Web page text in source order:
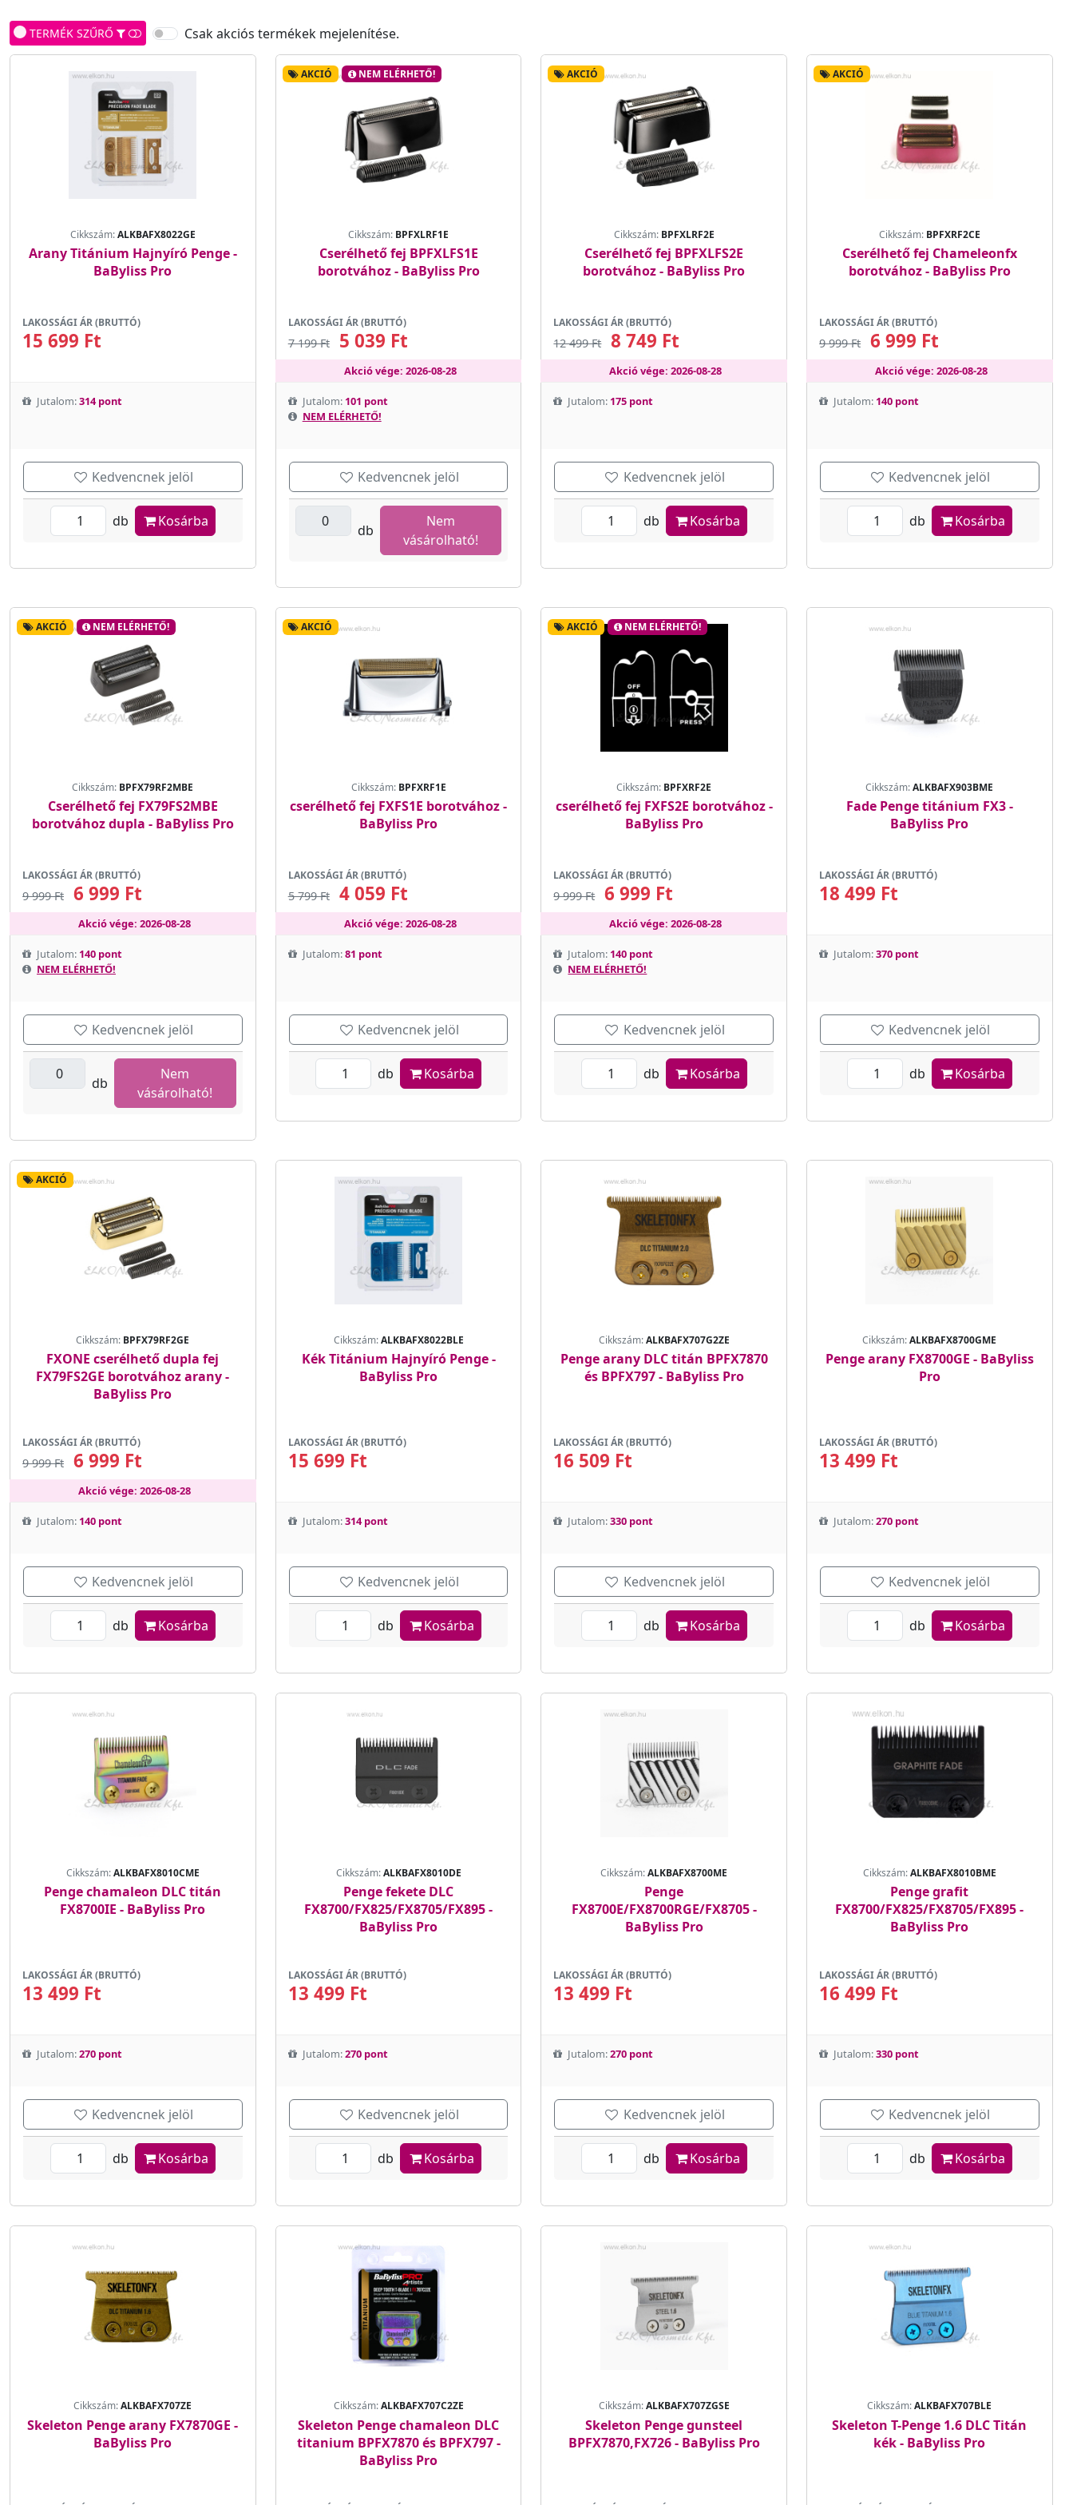
TERMÉK SZŰRŐ Csak akciós termékek mejelenítése.
Cikkszám:ALKBAFX8022GE
Arany Titánium Hajnyíró Penge -
BaByliss Pro
LAKOSSÁGI ÁR (BRUTTÓ)
15 699 Ft
Jutalom:314 pont
Kedvencnek jelöl
db Kosárba
AKCIÓ NEM ELÉRHETŐ!
Cikkszám: BPFXLRF1E
Cserélhető fej BPFXLFS1E
borotvához - BaByliss Pro
LAKOSSÁGI ÁR (BRUTTÓ)
7 199 Ft 5 039 Ft
Akció vége: 2026-08-28
Jutalom: 101 pont
NEM ELÉRHETŐ!
Kedvencnek jelöl
db
Nem
vásárolható!
AKCIÓ
Cikkszám: BPFXLRF2E
Cserélhető fej BPFXLFS2E
borotvához - BaByliss Pro
LAKOSSÁGI ÁR (BRUTTÓ)
12 499 Ft 8 749 Ft
Akció vége: 2026-08-28
Jutalom: 175 pont
Kedvencnek jelöl
db Kosárba
AKCIÓ
Cikkszám: BPFXRF2CE
Cserélhető fej Chameleonfx
borotvához - BaByliss Pro
LAKOSSÁGI ÁR (BRUTTÓ)
9 999 Ft 6 999 Ft
Akció vége: 2026-08-28
Jutalom: 140 pont
Kedvencnek jelöl
db Kosárba
AKCIÓ NEM ELÉRHETŐ!
Cikkszám: BPFX79RF2MBE
Cserélhető fej FX79FS2MBE
borotvához dupla - BaByliss Pro
LAKOSSÁGI ÁR (BRUTTÓ)
9 999 Ft 6 999 Ft
Akció vége: 2026-08-28
Jutalom: 140 pont
NEM ELÉRHETŐ!
Kedvencnek jelöl
db
Nem
vásárolható!
AKCIÓ
Cikkszám: BPFXRF1E
cserélhető fej FXFS1E borotvához -
BaByliss Pro
LAKOSSÁGI ÁR (BRUTTÓ)
5 799 Ft 4 059 Ft
Akció vége: 2026-08-28
Jutalom:81 pont
Kedvencnek jelöl
db Kosárba
AKCIÓ NEM ELÉRHETŐ!
Cikkszám: BPFXRF2E
cserélhető fej FXFS2E borotvához -
BaByliss Pro
LAKOSSÁGI ÁR (BRUTTÓ)
9 999 Ft 6 999 Ft
Akció vége: 2026-08-28
Jutalom: 140 pont
NEM ELÉRHETŐ!
Kedvencnek jelöl
db Kosárba
Cikkszám:ALKBAFX903BME
Fade Penge titánium FX3 -
BaByliss Pro
LAKOSSÁGI ÁR (BRUTTÓ)
18 499 Ft
Jutalom:370 pont
Kedvencnek jelöl
db Kosárba
AKCIÓ
Cikkszám: BPFX79RF2GE
FXONE cserélhető dupla fej
FX79FS2GE borotvához arany -
BaByliss Pro
LAKOSSÁGI ÁR (BRUTTÓ)
9 999 Ft 6 999 Ft
Akció vége: 2026-08-28
Jutalom: 140 pont
Kedvencnek jelöl
db Kosárba
Cikkszám:ALKBAFX8022BLE
Kék Titánium Hajnyíró Penge -
BaByliss Pro
LAKOSSÁGI ÁR (BRUTTÓ)
15 699 Ft
Jutalom:314 pont
Kedvencnek jelöl
db Kosárba
Cikkszám:ALKBAFX707G2ZE
Penge arany DLC titán BPFX7870
és BPFX797 - BaByliss Pro
LAKOSSÁGI ÁR (BRUTTÓ)
16 509 Ft
Jutalom:330 pont
Kedvencnek jelöl
db Kosárba
Cikkszám:ALKBAFX8700GME
Penge arany FX8700GE - BaByliss
Pro
LAKOSSÁGI ÁR (BRUTTÓ)
13 499 Ft
Jutalom:270 pont
Kedvencnek jelöl
db Kosárba
Cikkszám:ALKBAFX8010CME
Penge chamaleon DLC titán
FX8700IE - BaByliss Pro
LAKOSSÁGI ÁR (BRUTTÓ)
13 499 Ft
Jutalom:270 pont
Kedvencnek jelöl
db Kosárba
Cikkszám:ALKBAFX8010DE
Penge fekete DLC
FX8700/FX825/FX8705/FX895 -
BaByliss Pro
LAKOSSÁGI ÁR (BRUTTÓ)
13 499 Ft
Jutalom:270 pont
Kedvencnek jelöl
db Kosárba
Cikkszám:ALKBAFX8700ME
Penge
FX8700E/FX8700RGE/FX8705 -
BaByliss Pro
LAKOSSÁGI ÁR (BRUTTÓ)
13 499 Ft
Jutalom:270 pont
Kedvencnek jelöl
db Kosárba
Cikkszám:ALKBAFX8010BME
Penge grafit
FX8700/FX825/FX8705/FX895 -
BaByliss Pro
LAKOSSÁGI ÁR (BRUTTÓ)
16 499 Ft
Jutalom:330 pont
Kedvencnek jelöl
db Kosárba
Cikkszám:ALKBAFX707ZE
Skeleton Penge arany FX7870GE -
BaByliss Pro
Cikkszám:ALKBAFX707C2ZE
Skeleton Penge chamaleon DLC
titanium BPFX7870 és BPFX797 -
BaByliss Pro
Cikkszám:ALKBAFX707ZGSE
Skeleton Penge gunsteel
BPFX7870,FX726 - BaByliss Pro
Cikkszám:ALKBAFX707BLE
Skeleton T-Penge 1.6 DLC Titán
kék - BaByliss Pro